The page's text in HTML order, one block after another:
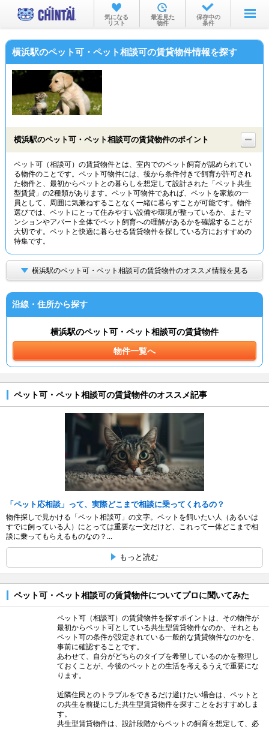
お部屋を探す
沿線・駅から
物件特集から
TOP
気になる
リスト
最近見た
物件
保存中の
条件
横浜駅のペット可・ペット相談可の賃貸物件情報を探す
横浜駅のペット可・ペット相談可の賃貸物件のポイント
ペット可（相談可）の賃貸物件とは、室内でのペット飼育が認められてい
る物件のことです。ペット可物件には、後から条件付きで飼育が許可され
た物件と、最初からペットとの暮らしを想定して設計された「ペット共生
型賃貸」の2種類があります。ペット可物件であれば、ペットを家族の一
員として、周囲に気兼ねすることなく一緒に暮らすことが可能です。物件
選びでは、ペットにとって住みやすい設備や環境が整っているか、またマ
ンションやアパート全体でペット飼育への理解があるかを確認することが
大切です。ペットと快適に暮らせる賃貸物件を探している方におすすめの
特集です。
横浜駅のペット可・ペット相談可の賃貸物件のオススメ情報を見る
沿線・住所から探す
横浜駅のペット可・ペット相談可の賃貸物件
物件一覧へ
ペット可・ペット相談可の賃貸物件のオススメ記事
「ペット応相談」って、実際どこまで相談に乗ってくれるの？
物件探しで見かける「ペット相談可」の文字。ペットを飼いたい人（あるいは
すでに飼っている人）にとっては重要な一文だけど、これって一体どこまで相
談に乗ってもらえるものなの？...
もっと読む
ペット可・ペット相談可の賃貸物件についてプロに聞いてみた
ペット可（相談可）の賃貸物件を探すポイントは、その物件が
最初からペット可としている共生型賃貸物件なのか、それとも
ペット可の条件が設定されている一般的な賃貸物件なのかを、
事前に確認することです。
あわせて、自分がどちらのタイプを希望しているのかを整理し
ておくことが、今後のペットとの生活を考えるうえで重要にな
ります。
近隣住民とのトラブルをできるだけ避けたい場合は、ペットと
の共生を前提にした共生型賃貸物件を探すことをおすすめしま
す。
共生型賃貸物件は、設計段階からペットの飼育を想定して、必